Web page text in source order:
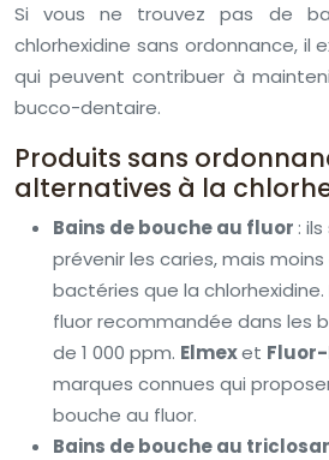
Si vous ne trouvez pas de
chlorhexidine sans ordonnance, il
qui peuvent contribuer à
bucco-dentaire.
Produits sans
alternatives à la
Bains de bouche au fluor :
prévenir les caries, mais
bactéries que la
fluor recommandée dans les
de 1 000 ppm. Elmexet
marques connues qui
bouche au fluor.
Bains de bouche au